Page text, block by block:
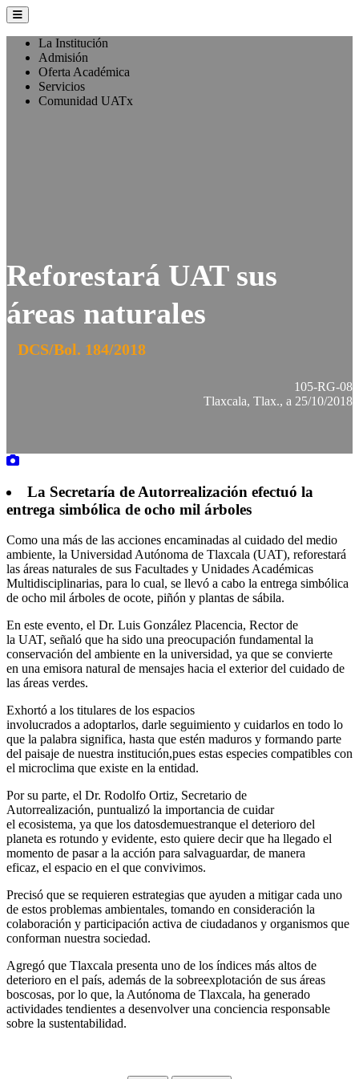
La Institución
Admisión
Oferta Académica
Servicios
Comunidad UATx
Reforestará UAT sus
áreas naturales
DCS/Bol. 184/2018
105-RG-08
Tlaxcala, Tlax., a 25/10/2018
La Secretaría de Autorrealización efectuó la
entrega simbólica de ocho mil árboles
Como una más de las acciones encaminadas al cuidado del medio
ambiente, la Universidad Autónoma de Tlaxcala (UAT), reforestará
las áreas naturales de sus Facultades y Unidades Académicas
Multidisciplinarias, para lo cual, se llevó a cabo la entrega simbólica
de ocho mil árboles de ocote, piñón y plantas de sábila.
En este evento, el Dr. Luis González Placencia, Rector de
la UAT, señaló que ha sido una preocupación fundamental la
conservación del ambiente en la universidad, ya que se convierte
en una emisora natural de mensajes hacia el exterior del cuidado de
las áreas verdes.
Exhortó a los titulares de los espacios
involucrados a adoptarlos, darle seguimiento y cuidarlos en todo lo
que la palabra significa, hasta que estén maduros y formando parte
del paisaje de nuestra institución,pues estas especies compatibles con
el microclima que existe en la entidad.
Por su parte, el Dr. Rodolfo Ortiz, Secretario de
Autorrealización, puntualizó la importancia de cuidar
el ecosistema, ya que los datosdemuestranque el deterioro del
planeta es rotundo y evidente, esto quiere decir que ha llegado el
momento de pasar a la acción para salvaguardar, de manera
eficaz, el espacio en el que convivimos.
Precisó que se requieren estrategias que ayuden a mitigar cada uno
de estos problemas ambientales, tomando en consideración la
colaboración y participación activa de ciudadanos y organismos que
conforman nuestra sociedad.
Agregó que Tlaxcala presenta uno de los índices más altos de
deterioro en el país, además de la sobreexplotación de sus áreas
boscosas, por lo que, la Autónoma de Tlaxcala, ha generado
actividades tendientes a desenvolver una conciencia responsable
sobre la sustentabilidad.